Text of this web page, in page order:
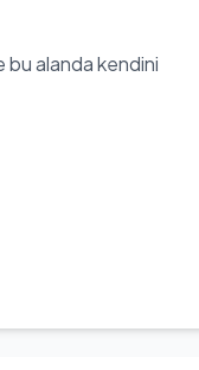
bu alanda kendini